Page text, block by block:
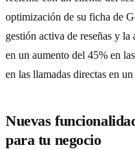
optimización de su ficha de
gestión activa de reseñas y
en un aumento del 45% en
en las llamadas directas en
Nuevas
para tu negocio